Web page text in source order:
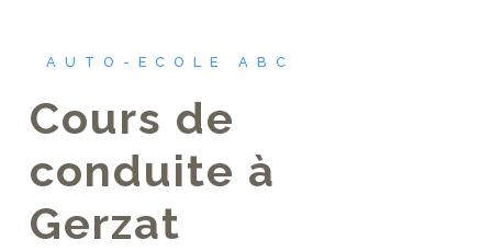
AUTO-ECOLE ABC
cours de
conduite à
Gerzat